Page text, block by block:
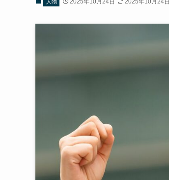
人物 2025年10月24日 2025年10月24日